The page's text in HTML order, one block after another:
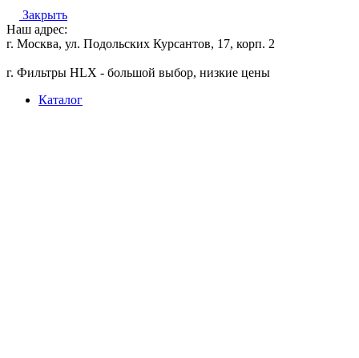
Закрыть
Наш адрес:
г. Москва, ул. Подольских Курсантов, 17, корп. 2
г. Фильтры HLX - большой выбор, низкие цены
Каталог